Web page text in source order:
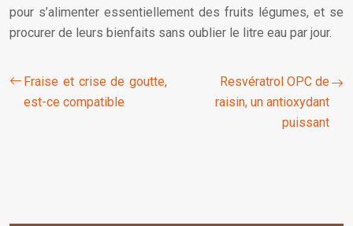
pour s’alimenter essentiellement des fruits légumes, et se
procurer de leurs bienfaits sans oublier le litre eau par jour.
Fraise et crise de goutte,
est-ce compatible
Resvératrol OPC de
raisin, un antioxydant
puissant